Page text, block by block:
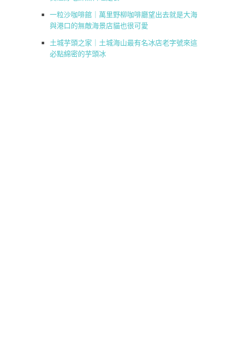
一粒沙咖啡館｜萬里野柳咖啡廳望出去就是大海
與港口的無敵海景店貓也很可愛
土城芋頭之家｜土城海山最有名冰店老字號來這
必點綿密的芋頭冰